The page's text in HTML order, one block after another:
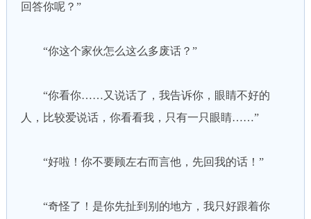
回答你呢？”
“你这个家伙怎么这么多废话？”
“你看你……又说话了，我告诉你，眼睛不好的
人，比较爱说话，你看看我，只有一只眼睛……”
“好啦！你不要顾左右而言他，先回我的话！”
“奇怪了！是你先扯到别的地方，我只好跟着你